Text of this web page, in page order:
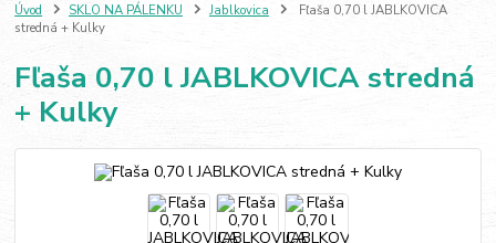
Úvod SKLO NA PÁLENKU Jablkovica
Fľaša 0,70 l JABLKOVICA
stredná + Kulky
Fľaša 0,70 l JABLKOVICA stredná
+ Kulky